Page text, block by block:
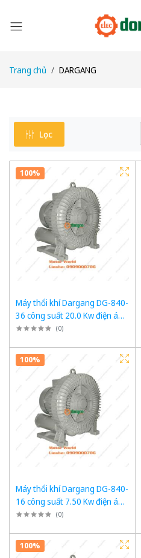
Trang chủ DARGANG
Lọc
100%
Máy thổi khí Dargang DG-840-
36 công suất 20.0 Kw điện áp
3 pha 380VAC, 50Hz
(0)
100%
Máy thổi khí Dargang DG-840-
16 công suất 7.50 Kw điện áp
3 pha 380VAC, 50Hz
(0)
100%